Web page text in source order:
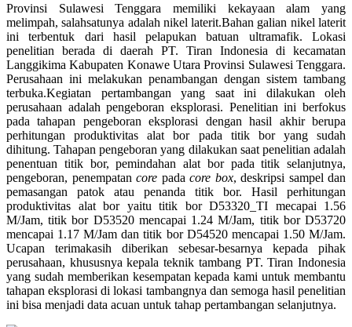
Provinsi Sulawesi Tenggara memiliki kekayaan alam yang
melimpah, salahsatunya adalah nikel laterit.Bahan galian nikel laterit
ini terbentuk dari hasil pelapukan batuan ultramafik. Lokasi
penelitian berada di daerah PT. Tiran Indonesia di kecamatan
Langgikima Kabupaten Konawe Utara Provinsi Sulawesi Tenggara.
Perusahaan ini melakukan penambangan dengan sistem tambang
terbuka.Kegiatan pertambangan yang saat ini dilakukan oleh
perusahaan adalah pengeboran eksplorasi. Penelitian ini berfokus
pada tahapan pengeboran eksplorasi dengan hasil akhir berupa
perhitungan produktivitas alat bor pada titik bor yang sudah
dihitung. Tahapan pengeboran yang dilakukan saat penelitian adalah
penentuan titik bor, pemindahan alat bor pada titik selanjutnya,
pengeboran, penempatan core pada core box, deskripsi sampel dan
pemasangan patok atau penanda titik bor. Hasil perhitungan
produktivitas alat bor yaitu titik bor D53320_TI mecapai 1.56
M/Jam, titik bor D53520 mencapai 1.24 M/Jam, titik bor D53720
mencapai 1.17 M/Jam dan titik bor D54520 mencapai 1.50 M/Jam.
Ucapan terimakasih diberikan sebesar-besarnya kepada pihak
perusahaan, khususnya kepala teknik tambang PT. Tiran Indonesia
yang sudah memberikan kesempatan kepada kami untuk membantu
tahapan eksplorasi di lokasi tambangnya dan semoga hasil penelitian
ini bisa menjadi data acuan untuk tahap pertambangan selanjutnya.